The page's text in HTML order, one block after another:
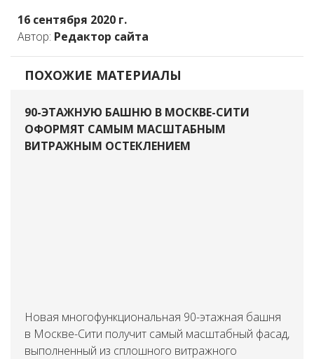
16 сентября 2020 г.
Автор: Редактор сайта
ПОХОЖИЕ МАТЕРИАЛЫ
90-ЭТАЖНУЮ БАШНЮ В МОСКВЕ-СИТИ
ОФОРМЯТ САМЫМ МАСШТАБНЫМ
ВИТРАЖНЫМ ОСТЕКЛЕНИЕМ
Новая многофункциональная 90-этажная башня
в Москве-Сити получит самый масштабный фасад,
выполненный из сплошного витражного